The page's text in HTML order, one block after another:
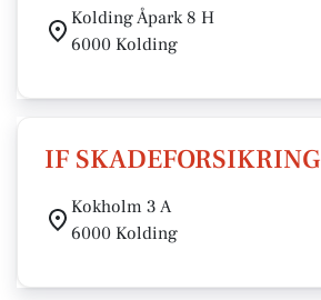
Kolding Åpark 8 H
6000 Kolding
IF SKADEFORSIKRING
Kokholm 3 A
6000 Kolding